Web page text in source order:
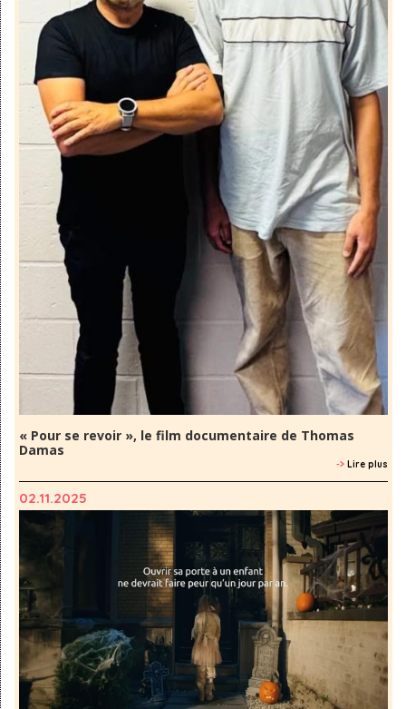
« Pour se revoir », le film documentaire de Thomas
Damas
-> Lire plus
02.11.2025